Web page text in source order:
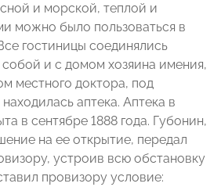
и морской, теплой и
можно было пользоваться в
гостиницы соединялись
и с домом хозяина имения,
местного доктора, под
аптека. Аптека в
в сентябре 1888 года. Губонин,
на ее открытие, передал
устроив всю обстановку
провизору условие: